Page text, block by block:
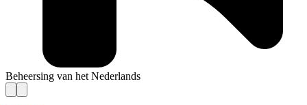
Beheersing van het Nederlands